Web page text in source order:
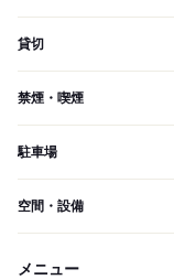
貸切
禁煙・喫煙
駐車場
空間・設備
メニュー